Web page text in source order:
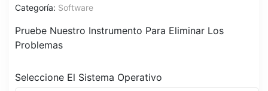
Categoría: Software
Pruebe Nuestro Instrumento Para Eliminar Los
Problemas
Seleccione El Sistema Operativo